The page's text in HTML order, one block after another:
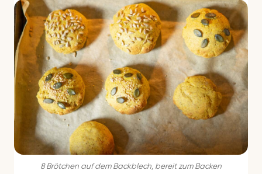
8 Brötchen auf dem Backblech, bereit zum Backen